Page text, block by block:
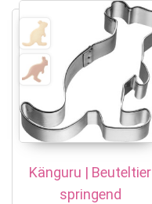
Känguru | Beuteltier
springend